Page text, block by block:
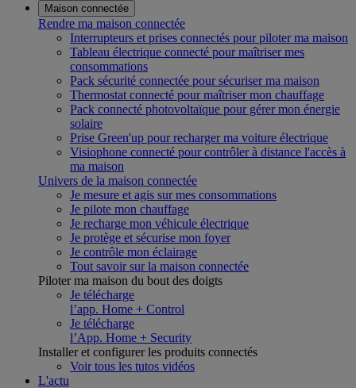
Maison connectée
Rendre ma maison connectée
Interrupteurs et prises connectés pour piloter ma maison
Tableau électrique connecté pour maîtriser mes
consommations
Pack sécurité connectée pour sécuriser ma maison
Thermostat connecté pour maîtriser mon chauffage
Pack connecté photovoltaïque pour gérer mon énergie
solaire
Prise Green'up pour recharger ma voiture électrique
Visiophone connecté pour contrôler à distance l'accès à
ma maison
Univers de la maison connectée
Je mesure et agis sur mes consommations
Je pilote mon chauffage
Je recharge mon véhicule électrique
Je protège et sécurise mon foyer
Je contrôle mon éclairage
Tout savoir sur la maison connectée
Piloter ma maison du bout des doigts
Je télécharge
l’app. Home + Control
Je télécharge
l’App. Home + Security
Installer et configurer les produits connectés
Voir tous les tutos vidéos
L'actu